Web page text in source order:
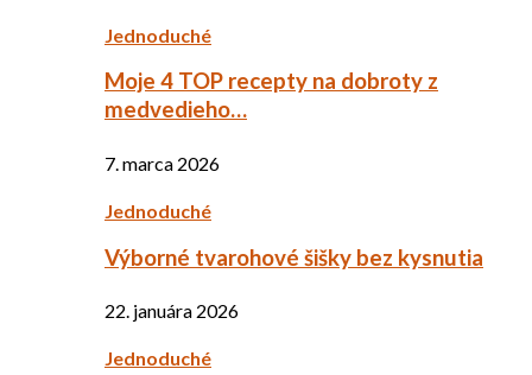
Jednoduché
Moje 4 TOP recepty na dobroty z
medvedieho…
7. marca 2026
Jednoduché
Výborné tvarohové šišky bez kysnutia
22. januára 2026
Jednoduché